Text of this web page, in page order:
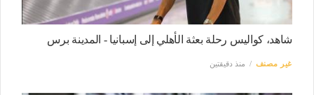
شاهد، كواليس رحلة بعثة الأهلي إلى إسبانيا - المدينة برس
غير مصنف منذ دقيقتين